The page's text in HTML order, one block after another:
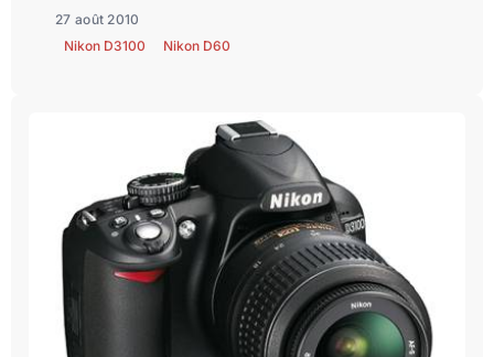
27 août 2010
Nikon D3100
Nikon D60